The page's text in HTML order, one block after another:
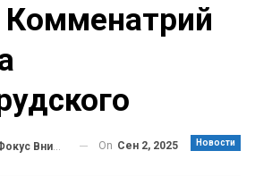
Комменатрий
Новости
Внимания" On Сен 2, 2025